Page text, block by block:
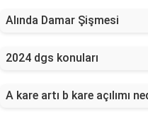
Alında Damar Şişmesi
2024 dgs konuları
A kare artı b kare açılımı